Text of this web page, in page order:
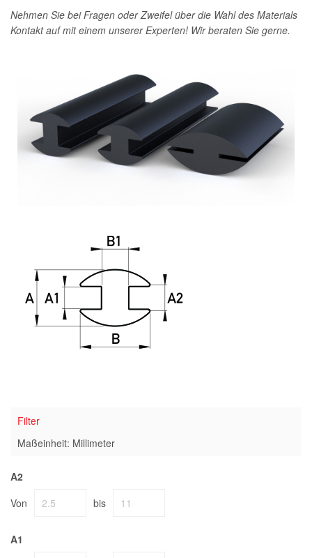
Nehmen Sie bei Fragen oder Zweifel über die Wahl des Materials
Kontakt auf mit einem unserer Experten! Wir beraten Sie gerne.
Filter
Maßeinheit: Millimeter
A2
Von
bis
A1